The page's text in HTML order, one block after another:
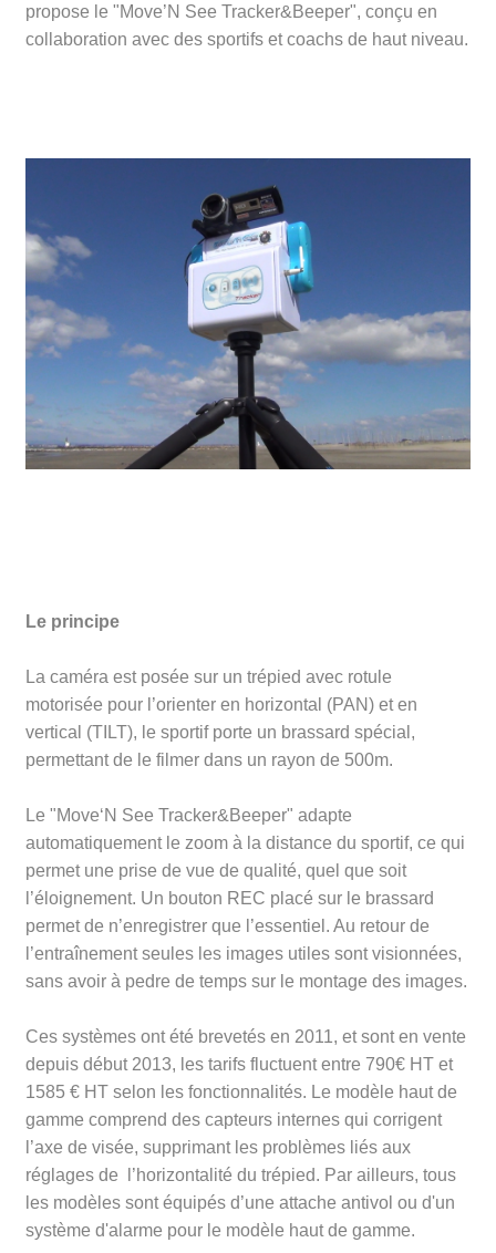
propose le "Move’N See Tracker&Beeper", conçu en
collaboration avec des sportifs et coachs de haut niveau.
Le principe
La caméra est posée sur un trépied avec rotule
motorisée pour l’orienter en horizontal (PAN) et en
vertical (TILT), le sportif porte un brassard spécial,
permettant de le filmer dans un rayon de 500m.
Le "Move‘N See Tracker&Beeper" adapte
automatiquement le zoom à la distance du sportif, ce qui
permet une prise de vue de qualité, quel que soit
l’éloignement. Un bouton REC placé sur le brassard
permet de n’enregistrer que l’essentiel. Au retour de
l’entraînement seules les images utiles sont visionnées,
sans avoir à pedre de temps sur le montage des images.
Ces systèmes ont été brevetés en 2011, et sont en vente
depuis début 2013, les tarifs fluctuent entre 790€ HT et
1585 € HT selon les fonctionnalités. Le modèle haut de
gamme comprend des capteurs internes qui corrigent
l’axe de visée, supprimant les problèmes liés aux
réglages de
l’horizontalité du trépied. Par ailleurs, tous
les modèles sont équipés d’une attache antivol ou d'un
système d'alarme pour le modèle haut de gamme.